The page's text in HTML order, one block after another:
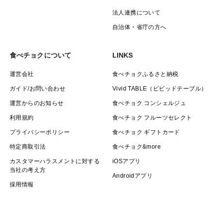
法人連携について
自治体・省庁の方へ
食べチョクについて
運営会社
ガイド/お問い合わせ
運営からのお知らせ
利用規約
プライバシーポリシー
特定商取引法
カスタマーハラスメントに対する
当社の考え方
採用情報
LINKS
食べチョクふるさと納税
Vivid TABLE（ビビッドテーブル）
食べチョク コンシェルジュ
食べチョク フルーツセレクト
食べチョク ギフトカード
食べチョク&more
iOSアプリ
Androidアプリ